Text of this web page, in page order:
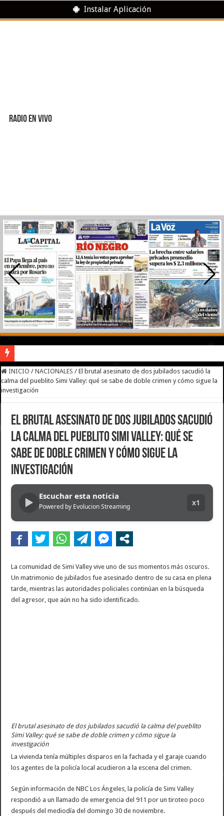
Instalar Aplicación
RADIO EN VIVO
River lo descartó y el pibe Jaime brilla en Peñarol de Montevideo: «¿Nos dieron
Camilota presentó a su nueva novia y contó su historia de amor: «Hoy, por fin,
Flávio Bolsonaro culpó a Lula da Silva de la crisis con Argentina y a su
Franco Colapinto denunció que fue víctima de un robo en Italia: «Quién
Franco Mastantuono se fue de Real Madrid y en Italia lo recibió una multitud:
Dolor en Chubut: murió el intendente de Gaiman en medio de una operación
Escala el conflicto universitario: los rectores piden a la Justicia que intime al
Pedradas, corridas y detenidos frente al Congreso en la marcha contra la Ley de
La Cámara de Casación confirmó el procesamiento de Julio de Vido y su
INICIO / NACIONALES / El brutal asesinato de dos jubilados sacudió la
calma del pueblito Simi Valley: qué se sabe de doble crimen y cómo sigue la
investigación
El brutal asesinato de dos jubilados sacudió
la calma del pueblito Simi Valley: qué se
sabe de doble crimen y cómo sigue la
investigación
▶ Escuchar esta noticia
Powered by Evolucion Streaming x1
La comunidad de Simi Valley vive uno de sus momentos más oscuros.
Un matrimonio de jubilados fue asesinado dentro de su casa en plena
tarde, mientras las autoridades policiales continúan en la búsqueda
del agresor, que aún no ha sido identificado.
El brutal asesinato de dos jubilados sacudió la calma del pueblito
Simi Valley: qué se sabe de doble crimen y cómo sigue la
investigación
La vivienda tenía múltiples disparos en la fachada y el garaje cuando
los agentes de la policía local acudieron a la escena del crimen.
Según información de NBC Los Ángeles, la policía de Simi Valley
respondió a un llamado de emergencia del 911 por un tiroteo poco
después del mediodía del domingo 30 de noviembre.